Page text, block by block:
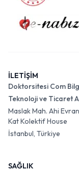
İLETİŞİM
Doktorsitesi Com
Teknoloji ve Ticaret
Maslak Mah. Ahi
Kat Kolektif House
İstanbul, Türkiye
SAĞLIK